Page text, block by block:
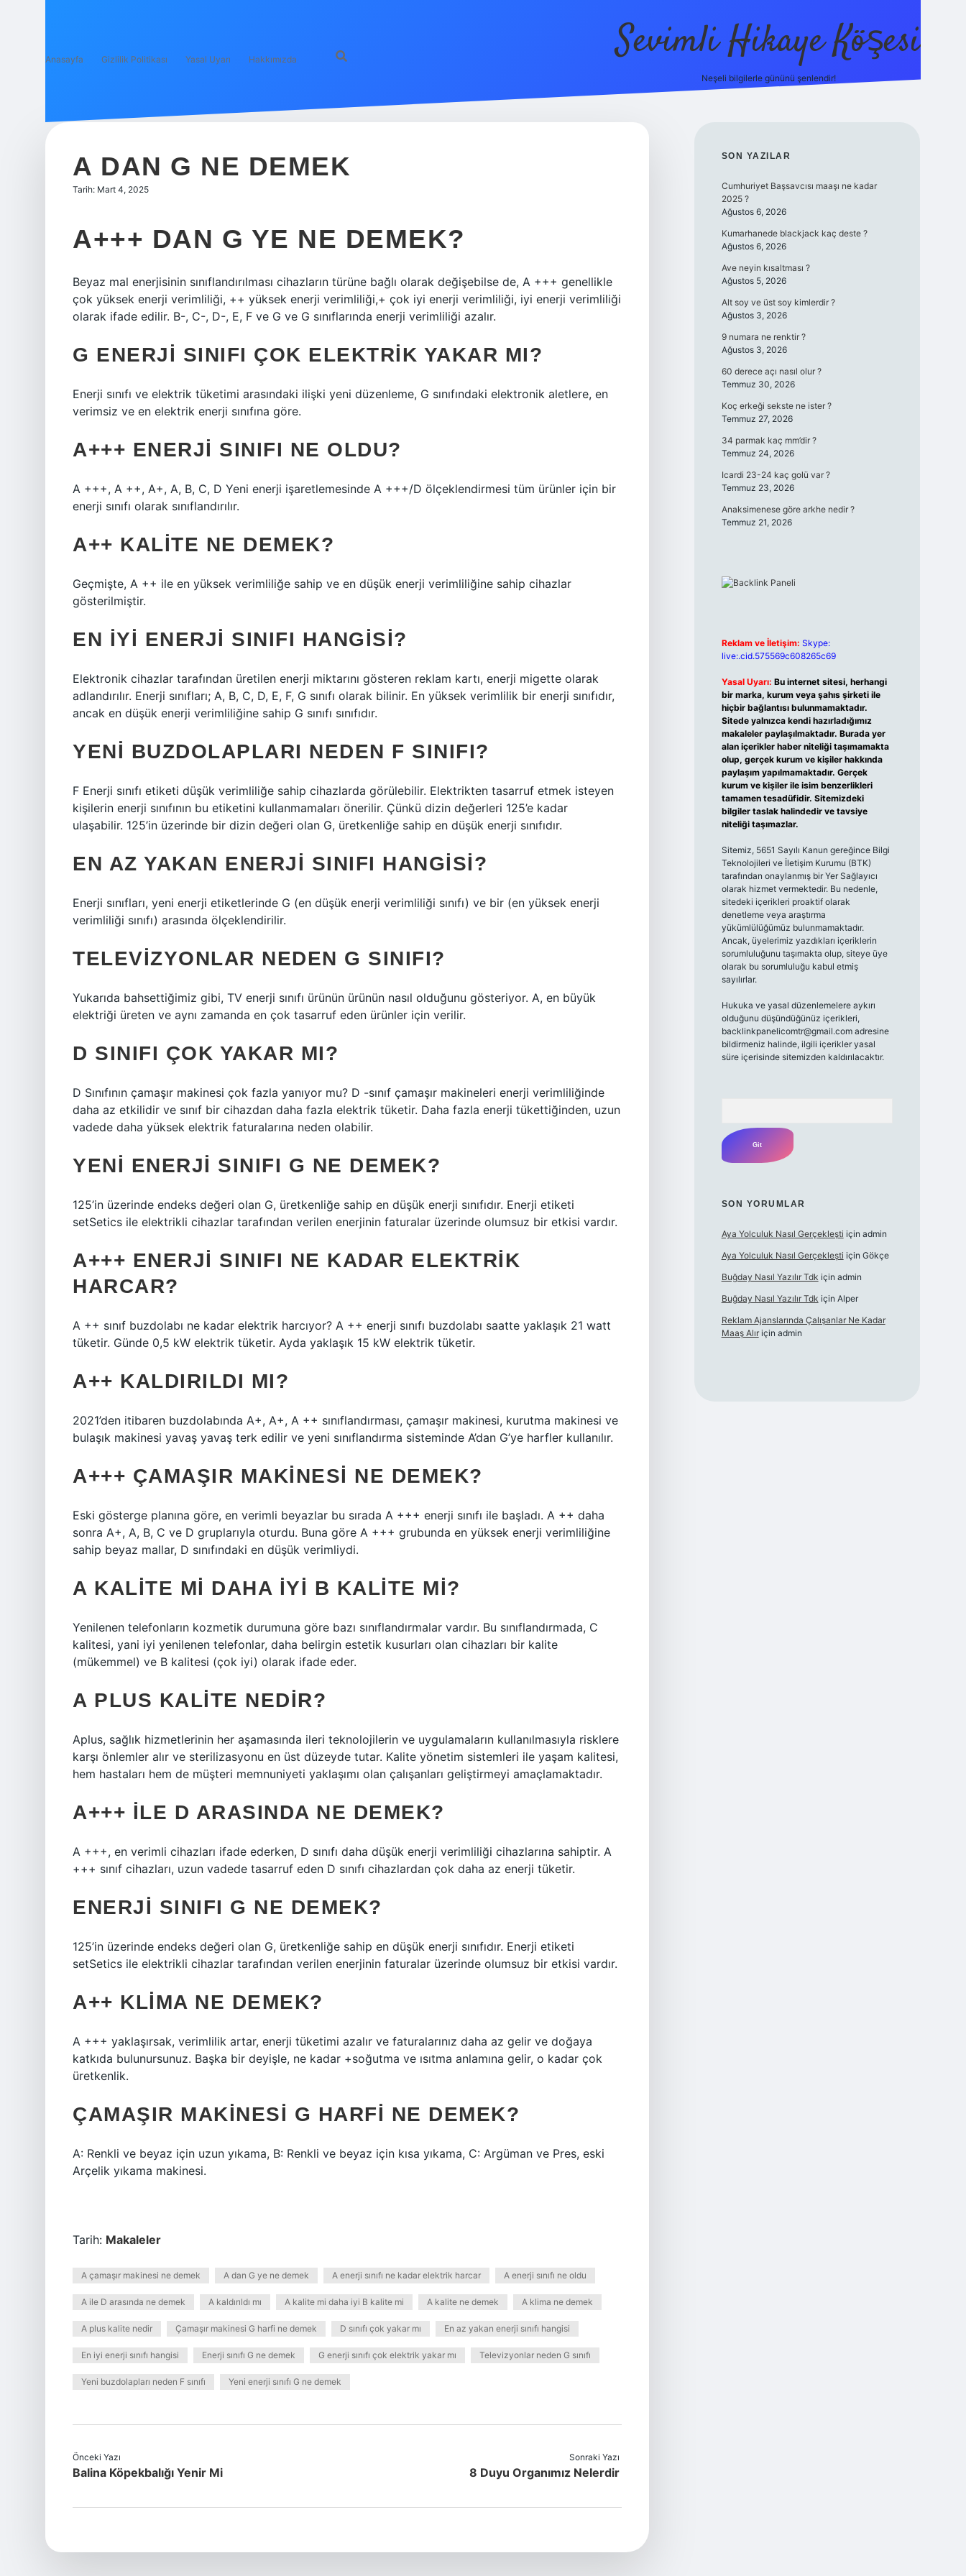
Anasayfa Gizlilik Politikası Yasal Uyarı Hakkımızda Sevimli Hikaye Köşesi
Neşeli bilgilerle gününü şenlendir!
A DAN G NE DEMEK
Tarih: Mart 4, 2025
A+++ DAN G YE NE DEMEK?
Beyaz mal enerjisinin sınıflandırılması cihazların türüne bağlı olarak değişebilse de, A +++ genellikle
çok yüksek enerji verimliliği, ++ yüksek enerji verimliliği,+ çok iyi enerji verimliliği, iyi enerji verimliliği
olarak ifade edilir. B-, C-, D-, E, F ve G ve G sınıflarında enerji verimliliği azalır.
G ENERJI SINIFI ÇOK ELEKTRIK YAKAR MI?
Enerji sınıfı ve elektrik tüketimi arasındaki ilişki yeni düzenleme, G sınıfındaki elektronik aletlere, en
verimsiz ve en elektrik enerji sınıfına göre.
A+++ ENERJI SINIFI NE OLDU?
A +++, A ++, A+, A, B, C, D Yeni enerji işaretlemesinde A +++/D ölçeklendirmesi tüm ürünler için bir
enerji sınıfı olarak sınıflandırılır.
A++ KALITE NE DEMEK?
Geçmişte, A ++ ile en yüksek verimliliğe sahip ve en düşük enerji verimliliğine sahip cihazlar
gösterilmiştir.
EN IYI ENERJI SINIFI HANGISI?
Elektronik cihazlar tarafından üretilen enerji miktarını gösteren reklam kartı, enerji migette olarak
adlandırılır. Enerji sınıfları; A, B, C, D, E, F, G sınıfı olarak bilinir. En yüksek verimlilik bir enerji sınıfıdır,
ancak en düşük enerji verimliliğine sahip G sınıfı sınıfıdır.
YENI BUZDOLAPLARI NEDEN F SINIFI?
F Enerji sınıfı etiketi düşük verimliliğe sahip cihazlarda görülebilir. Elektrikten tasarruf etmek isteyen
kişilerin enerji sınıfının bu etiketini kullanmamaları önerilir. Çünkü dizin değerleri 125’e kadar
ulaşabilir. 125’in üzerinde bir dizin değeri olan G, üretkenliğe sahip en düşük enerji sınıfıdır.
EN AZ YAKAN ENERJI SINIFI HANGISI?
Enerji sınıfları, yeni enerji etiketlerinde G (en düşük enerji verimliliği sınıfı) ve bir (en yüksek enerji
verimliliği sınıfı) arasında ölçeklendirilir.
TELEVIZYONLAR NEDEN G SINIFI?
Yukarıda bahsettiğimiz gibi, TV enerji sınıfı ürünün ürünün nasıl olduğunu gösteriyor. A, en büyük
elektriği üreten ve aynı zamanda en çok tasarruf eden ürünler için verilir.
D SINIFI ÇOK YAKAR MI?
D Sınıfının çamaşır makinesi çok fazla yanıyor mu? D -sınıf çamaşır makineleri enerji verimliliğinde
daha az etkilidir ve sınıf bir cihazdan daha fazla elektrik tüketir. Daha fazla enerji tükettiğinden, uzun
vadede daha yüksek elektrik faturalarına neden olabilir.
YENI ENERJI SINIFI G NE DEMEK?
125’in üzerinde endeks değeri olan G, üretkenliğe sahip en düşük enerji sınıfıdır. Enerji etiketi
setSetics ile elektrikli cihazlar tarafından verilen enerjinin faturalar üzerinde olumsuz bir etkisi vardır.
A+++ ENERJI SINIFI NE KADAR ELEKTRIK
HARCAR?
A ++ sınıf buzdolabı ne kadar elektrik harcıyor? A ++ enerji sınıfı buzdolabı saatte yaklaşık 21 watt
tüketir. Günde 0,5 kW elektrik tüketir. Ayda yaklaşık 15 kW elektrik tüketir.
A++ KALDIRILDI MI?
2021’den itibaren buzdolabında A+, A+, A ++ sınıflandırması, çamaşır makinesi, kurutma makinesi ve
bulaşık makinesi yavaş yavaş terk edilir ve yeni sınıflandırma sisteminde A’dan G’ye harfler kullanılır.
A+++ ÇAMAŞIR MAKINESI NE DEMEK?
Eski gösterge planına göre, en verimli beyazlar bu sırada A +++ enerji sınıfı ile başladı. A ++ daha
sonra A+, A, B, C ve D gruplarıyla oturdu. Buna göre A +++ grubunda en yüksek enerji verimliliğine
sahip beyaz mallar, D sınıfındaki en düşük verimliydi.
A KALITE MI DAHA IYI B KALITE MI?
Yenilenen telefonların kozmetik durumuna göre bazı sınıflandırmalar vardır. Bu sınıflandırmada, C
kalitesi, yani iyi yenilenen telefonlar, daha belirgin estetik kusurları olan cihazları bir kalite
(mükemmel) ve B kalitesi (çok iyi) olarak ifade eder.
A PLUS KALITE NEDIR?
Aplus, sağlık hizmetlerinin her aşamasında ileri teknolojilerin ve uygulamaların kullanılmasıyla risklere
karşı önlemler alır ve sterilizasyonu en üst düzeyde tutar. Kalite yönetim sistemleri ile yaşam kalitesi,
hem hastaları hem de müşteri memnuniyeti yaklaşımı olan çalışanları geliştirmeyi amaçlamaktadır.
A+++ ILE D ARASINDA NE DEMEK?
A +++, en verimli cihazları ifade ederken, D sınıfı daha düşük enerji verimliliği cihazlarına sahiptir. A
+++ sınıf cihazları, uzun vadede tasarruf eden D sınıfı cihazlardan çok daha az enerji tüketir.
ENERJI SINIFI G NE DEMEK?
125’in üzerinde endeks değeri olan G, üretkenliğe sahip en düşük enerji sınıfıdır. Enerji etiketi
setSetics ile elektrikli cihazlar tarafından verilen enerjinin faturalar üzerinde olumsuz bir etkisi vardır.
A++ KLIMA NE DEMEK?
A +++ yaklaşırsak, verimlilik artar, enerji tüketimi azalır ve faturalarınız daha az gelir ve doğaya
katkıda bulunursunuz. Başka bir deyişle, ne kadar +soğutma ve ısıtma anlamına gelir, o kadar çok
üretkenlik.
ÇAMAŞIR MAKINESI G HARFI NE DEMEK?
A: Renkli ve beyaz için uzun yıkama, B: Renkli ve beyaz için kısa yıkama, C: Argüman ve Pres, eski
Arçelik yıkama makinesi.
Tarih: Makaleler
A çamaşır makinesi ne demek A dan G ye ne demek A enerji sınıfı ne kadar elektrik harcar A enerji sınıfı ne oldu
A ile D arasında ne demek A kaldırıldı mı A kalite mi daha iyi B kalite mi A kalite ne demek A klima ne demek
A plus kalite nedir Çamaşır makinesi G harfi ne demek D sınıfı çok yakar mı En az yakan enerji sınıfı hangisi
En iyi enerji sınıfı hangisi Enerji sınıfı G ne demek G enerji sınıfı çok elektrik yakar mı Televizyonlar neden G sınıfı
Yeni buzdolapları neden F sınıfı Yeni enerji sınıfı G ne demek
Önceki Yazı
Balina Köpekbalığı Yenir Mi
Sonraki Yazı
8 Duyu Organımız Nelerdir
SIDEBAR
SON YAZILAR
Cumhuriyet Başsavcısı maaşı ne kadar
2025 ?
Ağustos 6, 2026
Kumarhanede blackjack kaç deste ?
Ağustos 6, 2026
Ave neyin kısaltması ?
Ağustos 5, 2026
Alt soy ve üst soy kimlerdir ?
Ağustos 3, 2026
9 numara ne renktir ?
Ağustos 3, 2026
60 derece açı nasıl olur ?
Temmuz 30, 2026
Koç erkeği sekste ne ister ?
Temmuz 27, 2026
34 parmak kaç mm’dir ?
Temmuz 24, 2026
Icardi 23-24 kaç golü var ?
Temmuz 23, 2026
Anaksimenese göre arkhe nedir ?
Temmuz 21, 2026
Reklam ve İletişim: Skype:
live:.cid.575569c608265c69
Yasal Uyarı: Bu internet sitesi, herhangi
bir marka, kurum veya şahıs şirketi ile
hiçbir bağlantısı bulunmamaktadır.
Sitede yalnızca kendi hazırladığımız
makaleler paylaşılmaktadır. Burada yer
alan içerikler haber niteliği taşımamakta
olup, gerçek kurum ve kişiler hakkında
paylaşım yapılmamaktadır. Gerçek
kurum ve kişiler ile isim benzerlikleri
tamamen tesadüfidir. Sitemizdeki
bilgiler taslak halindedir ve tavsiye
niteliği taşımazlar.
Sitemiz, 5651 Sayılı Kanun gereğince Bilgi
Teknolojileri ve İletişim Kurumu (BTK)
tarafından onaylanmış bir Yer Sağlayıcı
olarak hizmet vermektedir. Bu nedenle,
sitedeki içerikleri proaktif olarak
denetleme veya araştırma
yükümlülüğümüz bulunmamaktadır.
Ancak, üyelerimiz yazdıkları içeriklerin
sorumluluğunu taşımakta olup, siteye üye
olarak bu sorumluluğu kabul etmiş
sayılırlar.
Hukuka ve yasal düzenlemelere aykırı
olduğunu düşündüğünüz içerikleri,
backlinkpanelicomtr@gmail.com adresine
bildirmeniz halinde, ilgili içerikler yasal
süre içerisinde sitemizden kaldırılacaktır.
SON YORUMLAR
Aya Yolculuk Nasıl Gerçekleşti için admin
Aya Yolculuk Nasıl Gerçekleşti için Gökçe
Buğday Nasıl Yazılır Tdk için admin
Buğday Nasıl Yazılır Tdk için Alper
Reklam Ajanslarında Çalışanlar Ne Kadar
Maaş Alıriçin admin